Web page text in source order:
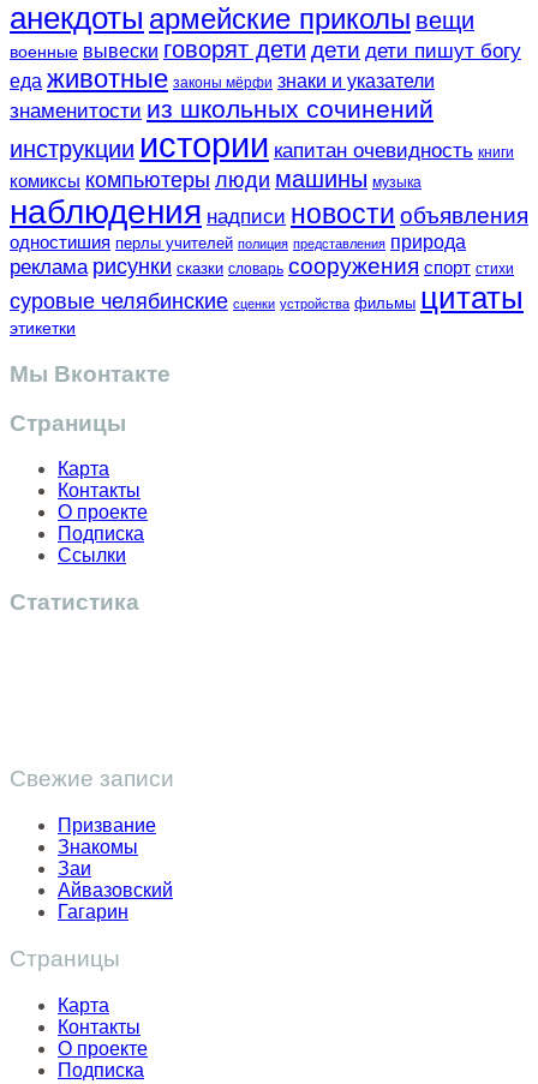
анекдоты армейские приколы вещи
военные вывески говорят дети дети дети пишут богу
еда животные законы мёрфи знаки и указатели
знаменитости из школьных сочинений
инструкции истории капитан очевидность книги
комиксы компьютеры люди машины музыка
наблюдения надписи новости объявления
одностишия перлы учителей полиция представления природа
реклама рисунки сказки словарь сооружения спорт стихи
суровые челябинские сценки устройства фильмы цитаты
этикетки
Мы Вконтакте
Страницы
Карта
Контакты
О проекте
Подписка
Ссылки
Статистика
Свежие записи
Призвание
Знакомы
Заи
Айвазовский
Гагарин
Страницы
Карта
Контакты
О проекте
Подписка